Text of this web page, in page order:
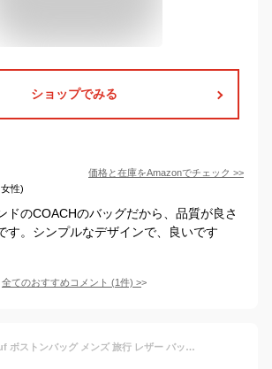
ショップでみる
価格と在庫をAmazonでチェック >>
性)
ドのCOACHのバッグだから、品質が良さ
す。シンプルなデザインで、良いです
全てのおすすめコメント (1件) >
(ハルフ)Haruf ボストンバッグ メンズ 旅行 レザー バッグ 大容量 2way 本革 ショルダーバッグ a4 革 eros800mbr